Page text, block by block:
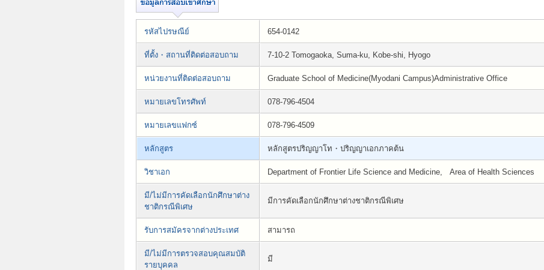
รหัสไปรษณีย์ 654-0142
ที่ตั้ง・สถานที่ติดต่อสอบถาม 7-10-2 Tomogaoka, Suma-ku, Kobe-shi, Hyogo
หน่วยงานที่ติดต่อสอบถาม Graduate School of Medicine(Myodani Campus)Administrative Office
หมายเลขโทรศัพท์ 078-796-4504
หมายเลขแฟกซ์ 078-796-4509
หลักสูตร หลักสูตรปริญญาโท・ปริญญาเอกภาคต้น
วิชาเอก Department of Frontier Life Science and Medicine, Area of Health Sciences
มี/ไม่มีการคัดเลือกนักศึกษาต่าง
ชาติกรณีพิเศษ
มีการคัดเลือกนักศึกษาต่างชาติกรณีพิเศษ
รับการสมัครจากต่างประเทศ สามารถ
มี/ไม่มีการตรวจสอบคุณสมบัติ
รายบุคคล
มี